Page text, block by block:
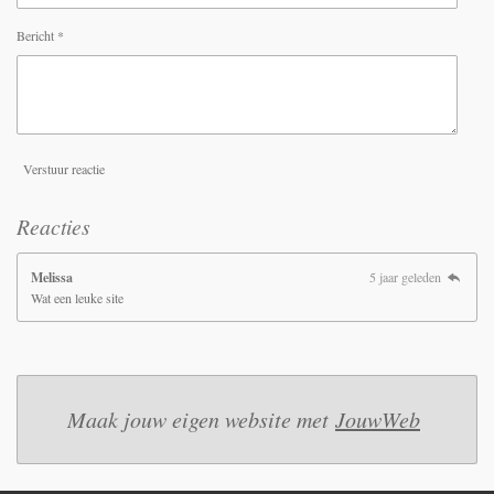
Bericht *
Verstuur reactie
Reacties
Melissa
5 jaar geleden
Wat een leuke site
Maak jouw eigen website met JouwWeb